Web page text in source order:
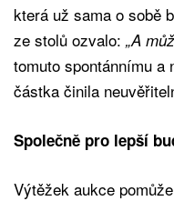
která už sama o sobě
ze stolů ozvalo: „A
tomuto spontánnímu a
částka činila
Společně pro lepší
Výtěžek aukce